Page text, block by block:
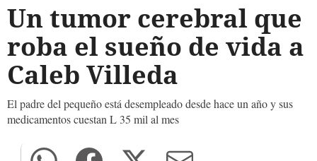
Un tumor cerebral que
roba el sueño de vida a
Caleb Villeda
El padre del pequeño está desempleado desde hace un año y sus
medicamentos cuestan L 35 mil al mes